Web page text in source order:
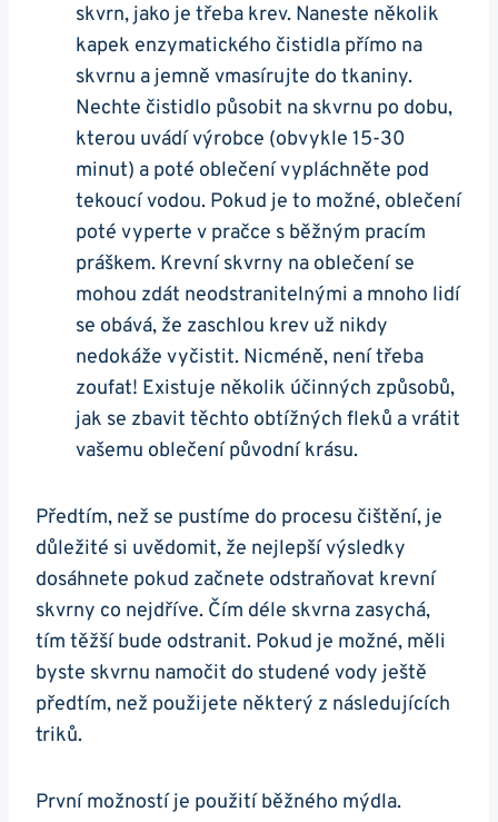
skvrn, jako je třeba krev. Naneste několik
kapek enzymatického čistidla přímo na
skvrnu a jemně vmasírujte do tkaniny.
Nechte čistidlo působit na skvrnu po dobu,
kterou uvádí výrobce (obvykle 15-30
minut) a poté oblečení vypláchněte pod
tekoucí vodou. Pokud je to možné, oblečení
poté vyperte v pračce s běžným pracím
práškem. Krevní skvrny na oblečení se
mohou zdát neodstranitelnými a mnoho lidí
se obává, že zaschlou krev už nikdy
nedokáže vyčistit. Nicméně, není třeba
zoufat! Existuje několik účinných způsobů,
jak se zbavit těchto obtížných fleků a vrátit
vašemu oblečení původní krásu.
Předtím, než se pustíme do procesu čištění, je
důležité si uvědomit, že nejlepší výsledky
dosáhnete pokud začnete odstraňovat krevní
skvrny co nejdříve. Čím déle skvrna zasychá,
tím těžší bude odstranit. Pokud je možné, měli
byste skvrnu namočit do studené vody ještě
předtím, než použijete některý z následujících
triků.
První možností je použití běžného mýdla.